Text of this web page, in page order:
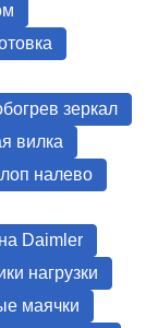
зеркал
вилка
налево
Daimler
нагрузки
маячки